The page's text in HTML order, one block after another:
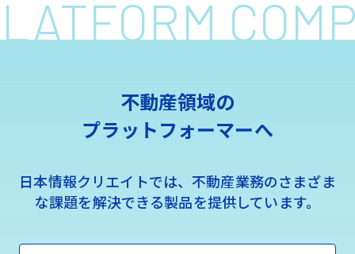
不動産領域の
プラットフォーマーへ
日本情報クリエイトでは、不動産業務のさまざま
な課題を解決できる製品を提供しています。